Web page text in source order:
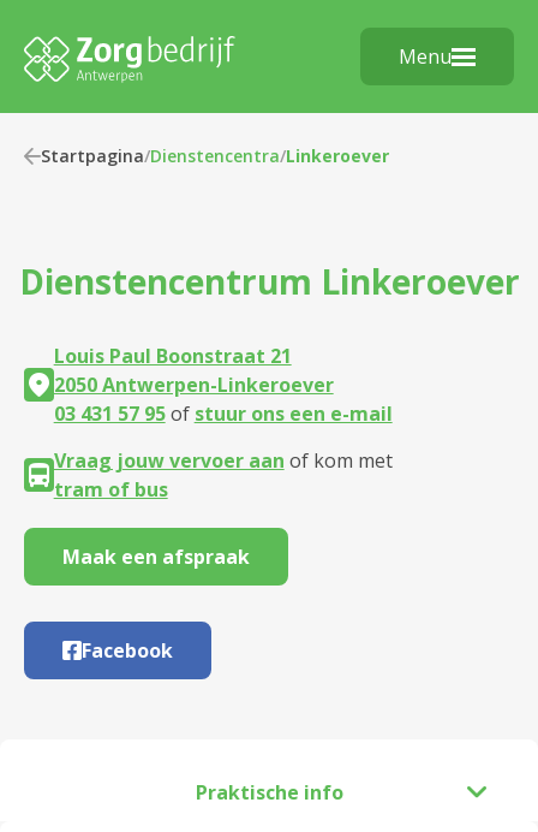
Menu
Startpagina/Dienstencentra/Linkeroever
Dienstencentrum Linkeroever
Louis Paul Boonstraat 21
2050 Antwerpen-Linkeroever
03 431 57 95of stuur ons een e-mail
Vraag jouw vervoer aan of kom met
tram of bus
Maak een afspraak
Facebook
Praktische info